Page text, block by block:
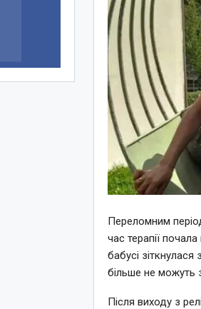
Переломним
час терапії
бабусі
більше не можуть
Після виходу з